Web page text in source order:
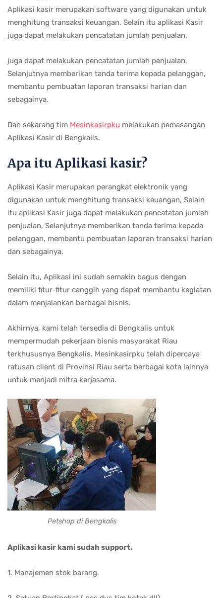
Aplikasi kasir merupakan software yang digunakan untuk
menghitung transaksi keuangan, Selain itu aplikasi Kasir
juga dapat melakukan pencatatan jumlah penjualan.
juga dapat melakukan pencatatan jumlah penjualan,
Selanjutnya memberikan tanda terima kepada pelanggan,
membantu pembuatan laporan transaksi harian dan
sebagainya.
Dan sekarang tim Mesinkasirpku melakukan pemasangan
Aplikasi Kasir di Bengkalis.
Apa itu Aplikasi kasir?
Aplikasi Kasir merupakan perangkat elektronik yang
digunakan untuk menghitung transaksi keuangan, Selain
itu aplikasi Kasir juga dapat melakukan pencatatan jumlah
penjualan, Selanjutnya memberikan tanda terima kepada
pelanggan, membantu pembuatan laporan transaksi harian
dan sebagainya.
Selain itu, Aplikasi ini sudah semakin bagus dengan
memiliki fitur-fitur canggih yang dapat membantu kegiatan
dalam menjalankan berbagai bisnis.
Akhirnya, kami telah tersedia di Bengkalis untuk
mempermudah pekerjaan bisnis masyarakat Riau
terkhususnya Bengkalis. Mesinkasirpku telah dipercaya
ratusan client di Provinsi Riau serta berbagai kota lainnya
untuk menjadi mitra kerjasama.
Petshop di Bengkalis
Aplikasi kasir kami sudah support.
1. Manajemen stok barang.